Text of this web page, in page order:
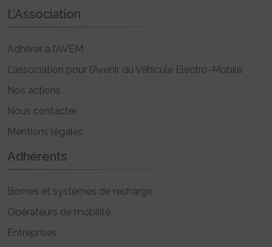
L’Association
Adhérer à l’AVEM
L’association pour l’Avenir du Véhicule Electro-Mobile
Nos actions
Nous contacter
Mentions légales
Adhérents
Bornes et systèmes de recharge
Opérateurs de mobilité
Entreprises